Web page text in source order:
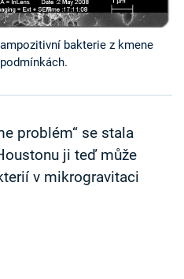
bakterie z kmene
problém“ se stala
ji teď může
v mikrogravitaci